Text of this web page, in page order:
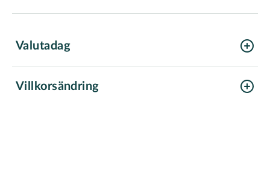
Valutadag
Villkorsändring